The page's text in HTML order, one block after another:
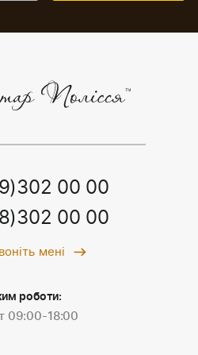
00 00
00 00
мені
роботи:
09:00-18:00